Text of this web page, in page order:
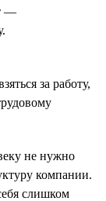
—
за работу,
не нужно
компании.
слишком